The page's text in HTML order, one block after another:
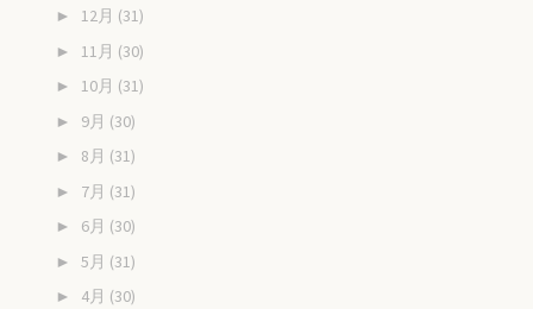
► 12月 (31)
► 11月 (30)
► 10月 (31)
► 9月 (30)
► 8月 (31)
► 7月 (31)
► 6月 (30)
► 5月 (31)
► 4月 (30)